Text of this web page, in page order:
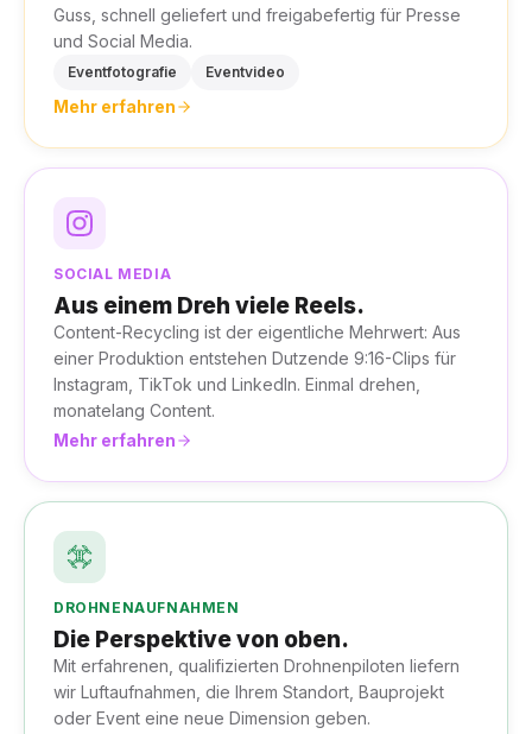
Guss, schnell geliefert und freigabefertig für Presse
und Social Media.
Eventfotografie Eventvideo
Mehr erfahren
SOCIAL MEDIA
Aus einem Dreh viele Reels.
Content-Recycling ist der eigentliche Mehrwert: Aus
einer Produktion entstehen Dutzende 9:16-Clips für
Instagram, TikTok und LinkedIn. Einmal drehen,
monatelang Content.
Mehr erfahren
DROHNENAUFNAHMEN
Die Perspektive von oben.
Mit erfahrenen, qualifizierten Drohnenpiloten liefern
wir Luftaufnahmen, die Ihrem Standort, Bauprojekt
oder Event eine neue Dimension geben.